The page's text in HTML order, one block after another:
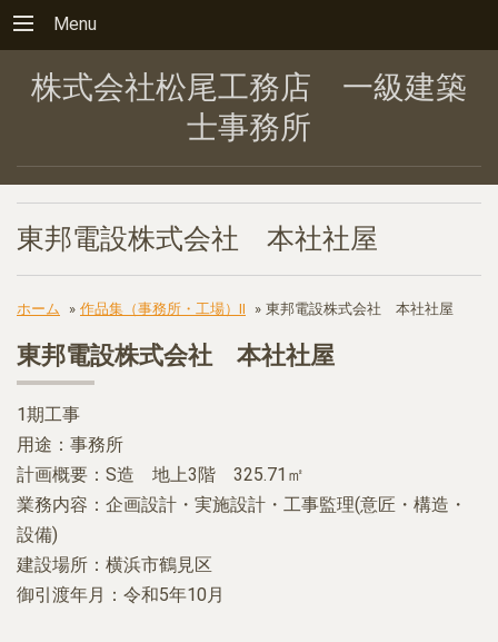
Menu
株式会社松尾工務店 一級建築
士事務所
東邦電設株式会社 本社社屋
ホーム » 作品集（事務所・工場）Ⅱ » 東邦電設株式会社 本社社屋
東邦電設株式会社 本社社屋
1期工事
用途：事務所
計画概要：S造 地上3階 325.71㎡
業務内容：企画設計・実施設計・工事監理(意匠・構造・
設備)
建設場所：横浜市鶴見区
御引渡年月：令和5年10月